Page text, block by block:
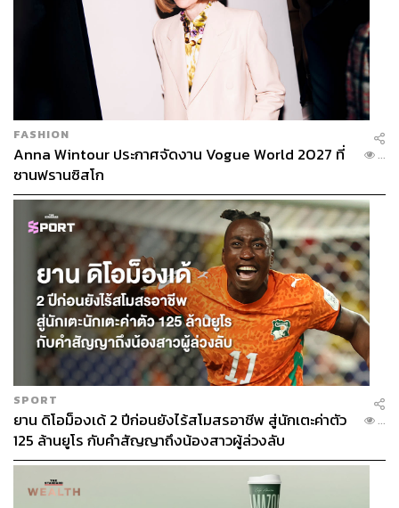
FASHION
Anna Wintour ประกาศจัดงาน Vogue World 2027 ที่
ซานฟรานซิสโก
...
SPORT
ยาน ดิโอม็องเด้ 2 ปีก่อนยังไร้สโมสรอาชีพ สู่นักเตะค่าตัว
125 ล้านยูโร กับคำสัญญาถึงน้องสาวผู้ล่วงลับ
...